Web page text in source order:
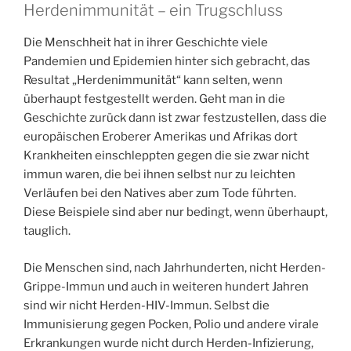
Herdenimmunität – ein Trugschluss
Die Menschheit hat in ihrer Geschichte viele
Pandemien und Epidemien hinter sich gebracht, das
Resultat „Herdenimmunität“ kann selten, wenn
überhaupt festgestellt werden. Geht man in die
Geschichte zurück dann ist zwar festzustellen, dass die
europäischen Eroberer Amerikas und Afrikas dort
Krankheiten einschleppten gegen die sie zwar nicht
immun waren, die bei ihnen selbst nur zu leichten
Verläufen bei den Natives aber zum Tode führten.
Diese Beispiele sind aber nur bedingt, wenn überhaupt,
tauglich.
Die Menschen sind, nach Jahrhunderten, nicht Herden-
Grippe-Immun und auch in weiteren hundert Jahren
sind wir nicht Herden-HIV-Immun. Selbst die
Immunisierung gegen Pocken, Polio und andere virale
Erkrankungen wurde nicht durch Herden-Infizierung,